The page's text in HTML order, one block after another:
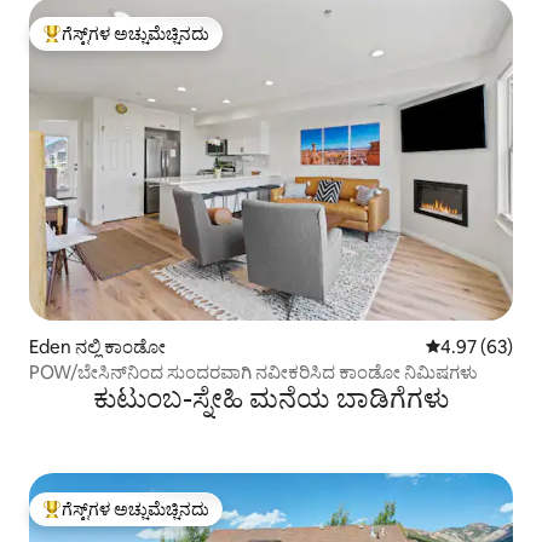
ಗೆಸ್ಟ್‌ಗಳಿಗೆ ಅತಿ ಹೆಚ್ಚು ಅಚ್ಚುಮೆಚ್ಚಿನದು
ಗೆಸ್ಟ್‌ಗಳ ಅಚ್ಚುಮೆಚ್ಚಿನದು
Eden ನಲ್ಲಿ ಕಾಂಡೋ 5 ರಲ್ಲಿ 4.97
4.97 (63)
POW/ಬೇಸಿನ್‌ನಿಂದ ಸುಂದರವಾಗಿ ನವೀಕರಿಸಿದ ಕಾಂಡೋ ನಿಮಿಷಗಳು
ಕುಟುಂಬ-ಸ್ನೇಹಿ ಮನೆಯ ಬಾಡಿಗೆಗಳು
ಗೆಸ್ಟ್‌ಗಳಿಗೆ ಅತಿ ಹೆಚ್ಚು ಅಚ್ಚುಮೆಚ್ಚಿನದು
ಗೆಸ್ಟ್‌ಗಳ ಅಚ್ಚುಮೆಚ್ಚಿನದು